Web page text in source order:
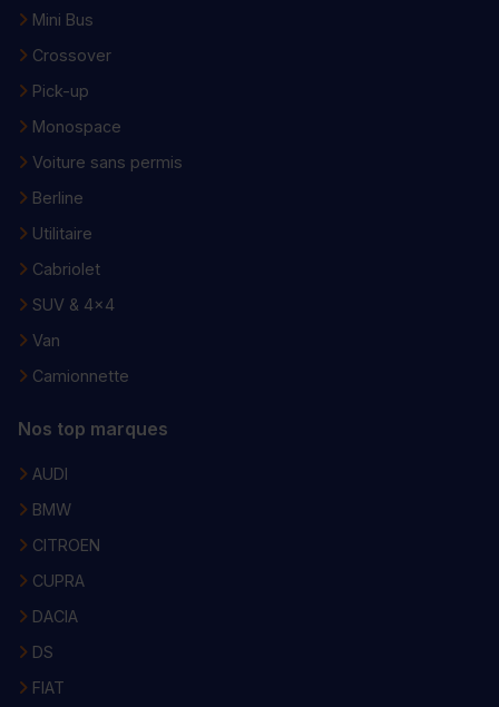
Mini Bus
Crossover
Pick-up
Monospace
Voiture sans permis
Berline
Utilitaire
Cabriolet
SUV & 4x4
Van
Camionnette
Nos top marques
AUDI
BMW
CITROEN
CUPRA
DACIA
DS
FIAT